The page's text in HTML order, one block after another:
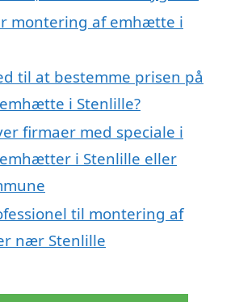
montering af emhætte i
til at bestemme prisen på
i Stenlille?
firmaer med speciale i
i Stenlille eller
til montering af
nær Stenlille